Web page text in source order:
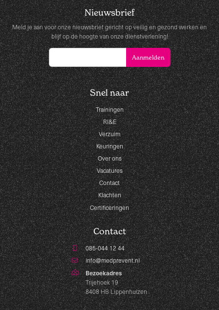
Nieuwsbrief
Meld je aan voor onze nieuwsbrief gericht op veilig en gezond werken en
blijf op de hoogte van onze dienstverlening!
Snel naar
Trainingen
RI&E
Verzuim
Keuringen
Over ons
Vacatures
Contact
Klachten
Certificeringen
Contact
085-044 12 44
info@medprevent.nl
Bezoekadres
Trijehoek 19
8408 HB Lippenhuizen